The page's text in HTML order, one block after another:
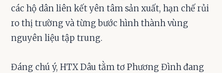
các hộ dân liên kết yên tâm sản xuất, hạn chế rủi
ro thị trường và từng bước hình thành vùng
nguyên liệu tập trung.
Đáng chú ý, HTX Dâu tằm tơ Phương Đình đang